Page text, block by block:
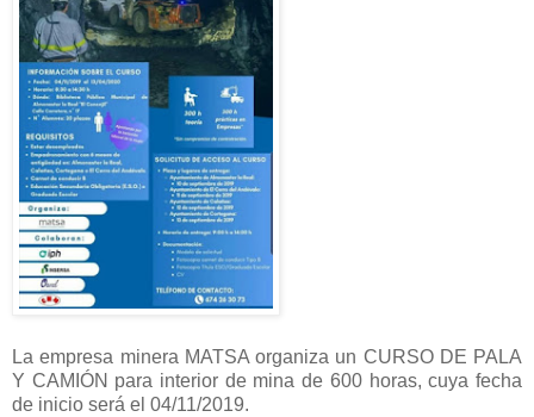
La empresa minera MATSA organiza un CURSO DE PALA
Y CAMIÓN para interior de mina de 600 horas, cuya fecha
de inicio será el 04/11/2019.